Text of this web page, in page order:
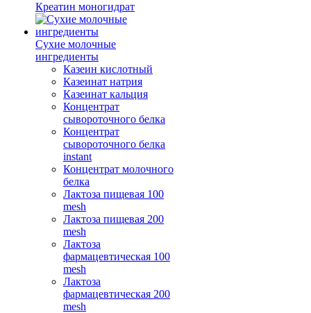
Креатин моногидрат
Сухие молочные
ингредиенты
Казеин кислотный
Казеинат натрия
Казеинат кальция
Концентрат
сывороточного белка
Концентрат
сывороточного белка
instant
Концентрат молочного
белка
Лактоза пищевая 100
mesh
Лактоза пищевая 200
mesh
Лактоза
фармацевтическая 100
mesh
Лактоза
фармацевтическая 200
mesh